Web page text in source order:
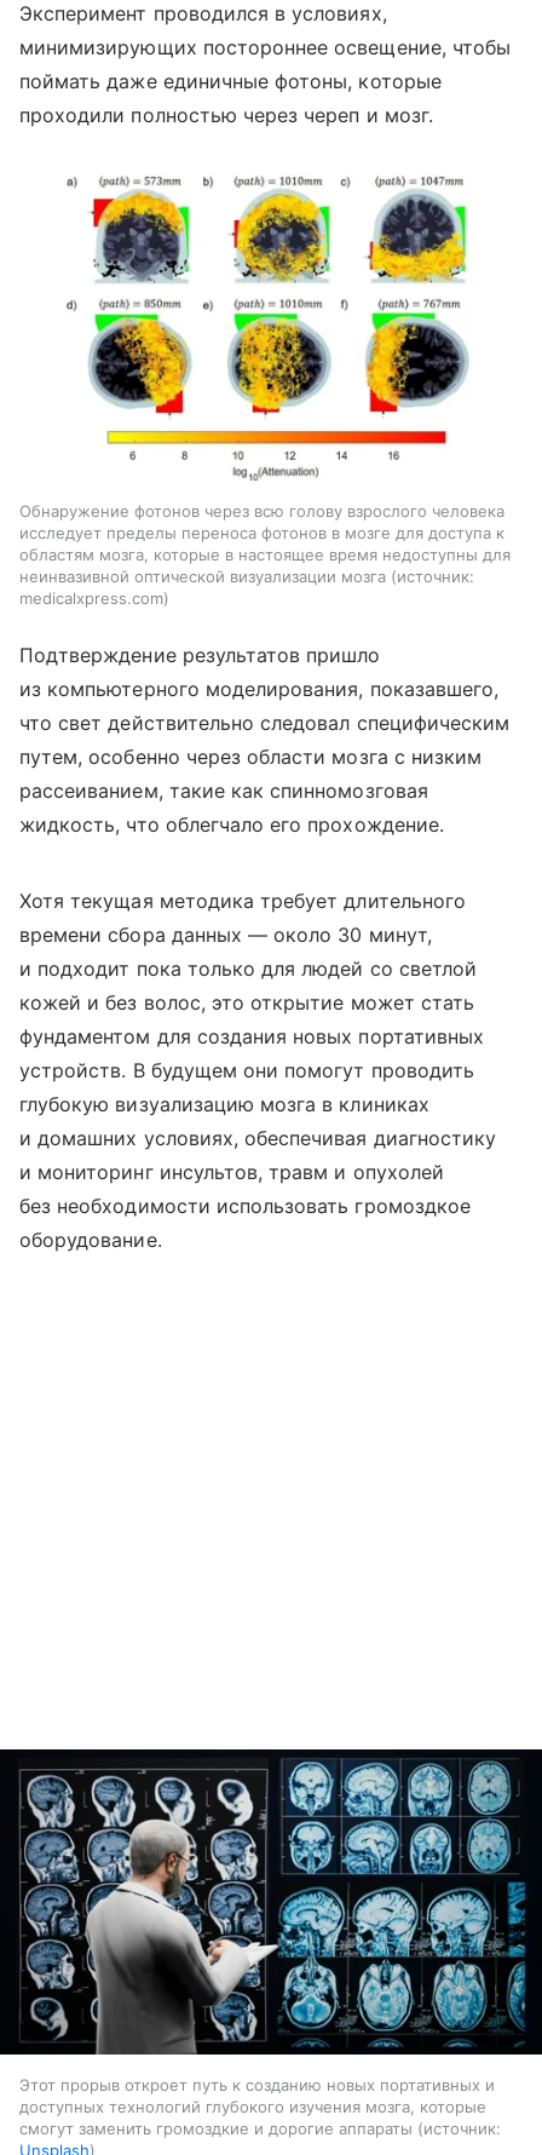
Эксперимент проводился в условиях,
минимизирующих постороннее освещение, чтобы
поймать даже единичные фотоны, которые
проходили полностью через череп и мозг.
Обнаружение фотонов через всю голову взрослого человека
исследует пределы переноса фотонов в мозге для доступа к
областям мозга, которые в настоящее время недоступны для
неинвазивной оптической визуализации мозга
источник:
medicalxpress.com
Подтверждение результатов пришло
из компьютерного моделирования, показавшего,
что свет действительно следовал специфическим
путем, особенно через области мозга с низким
рассеиванием, такие как спинномозговая
жидкость, что облегчало его прохождение.
Хотя текущая методика требует длительного
времени сбора данных — около 30 минут,
и подходит пока только для людей со светлой
кожей и без волос, это открытие может стать
фундаментом для создания новых портативных
устройств. В будущем они помогут проводить
глубокую визуализацию мозга в клиниках
и домашних условиях, обеспечивая диагностику
и мониторинг инсультов, травм и опухолей
без необходимости использовать громоздкое
оборудование.
Этот прорыв откроет путь к созданию новых портативных и
доступных технологий глубокого изучения мозга, которые
смогут заменить громоздкие и дорогие аппараты
источник:
Unsplash